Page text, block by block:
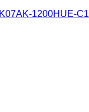
1200HUE-C1